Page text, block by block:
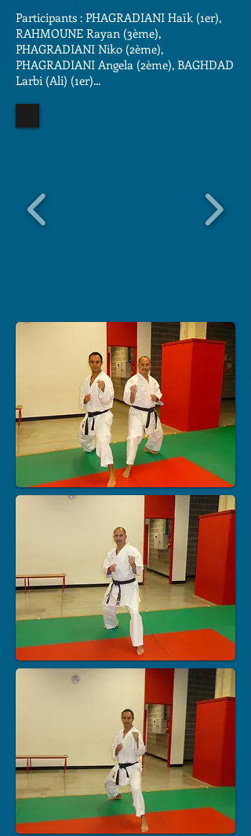
Participants : PHAGRADIANI Haïk (1er),
RAHMOUNE Rayan (3ème),
PHAGRADIANI Niko (2ème),
PHAGRADIANI Angela (2ème), BAGHDAD
Larbi (Ali) (1er)...